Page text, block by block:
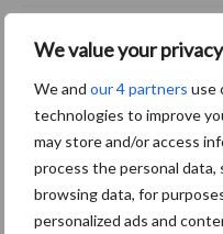
We value your privacy
We and our 4 partners use
technologies to improve
may store and/or access
process the personal data,
browsing data, for
personalized ads and
Naar
de